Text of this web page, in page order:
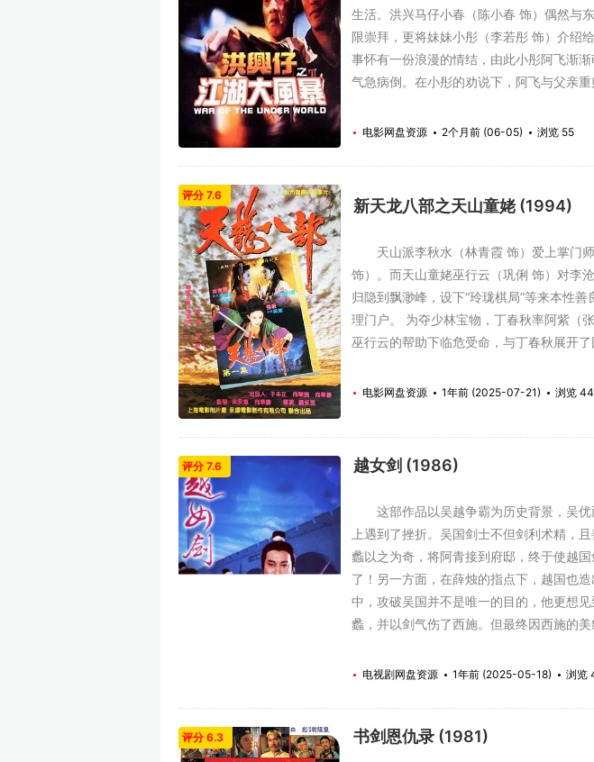
生活。洪兴马仔小春（陈小春 饰）偶然与
限崇拜，更将妹妹小彤（李若彤 饰）介绍
事怀有一份浪漫的情结，由此小彤阿飞渐
气急病倒。在小彤的劝说下，阿飞与父亲
电影网盘资源 2个月前 (06-05) 浏览 55
评分 7.6
新天龙八部之天山童姥 (1994)
天山派李秋水（林青霞 饰）爱上掌门师
饰）。而天山童姥巫行云（巩俐 饰）对李
归隐到飘渺峰，设下“玲珑棋局”等来本性
理门户。 为夺少林宝物，丁春秋率阿紫（
巫行云的帮助下临危受命，与丁春秋展开了
电影网盘资源 1年前 (2025-07-21) 浏览
评分 7.6 越女剑 (1986)
这部作品以吴越争霸为历史背景，吴优
上遇到了挫折。吴国剑士不但剑利术精，
蠡以之为奇，将阿青接到府邸，终于使越
了！另一方面，在薛烛的指点下，越国也
中，攻破吴国并不是唯一的目的，他更想
蠡，并以剑气伤了西施。但最终因西施
江南的实事，吴王夫差、越王勾践、美女
法，至于有关越女剑的始创，流传等等传
电视剧网盘资源 1年前 (2025-05-18) 浏览
评分 6.3 书剑恩仇录 (1981)